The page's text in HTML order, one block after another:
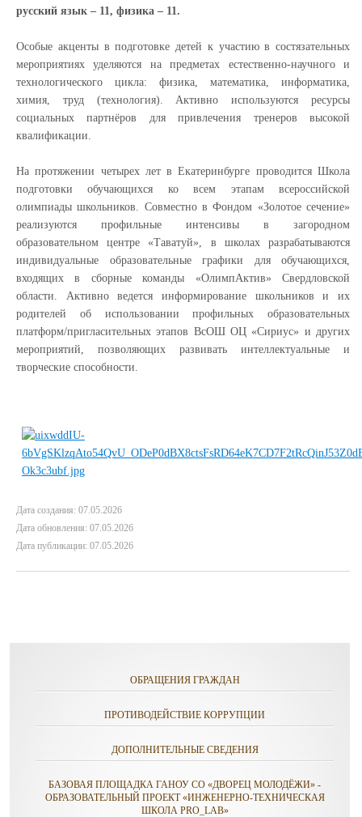
русский язык – 11, физика – 11.
Особые акценты в подготовке детей к участию в состязательных
мероприятиях уделяются на предметах естественно-научного и
технологического цикла: физика, математика, информатика,
химия, труд (технология). Активно используются ресурсы
социальных партнёров для привлечения тренеров высокой
квалификации.
На протяжении четырех лет в Екатеринбурге проводится Школа
подготовки обучающихся ко всем этапам всероссийской
олимпиады школьников. Совместно в Фондом «Золотое сечение»
реализуются профильные интенсивы в загородном
образовательном центре «Таватуй», в школах разрабатываются
индивидуальные образовательные графики для обучающихся,
входящих в сборные команды «ОлимпАктив» Свердловской
области. Активно ведется информирование школьников и их
родителей об использовании профильных образовательных
платформ/пригласительных этапов ВсОШ ОЦ «Сириус» и других
мероприятий, позволяющих развивать интеллектуальные и
творческие способности.
Дата создания: 07.05.2026
Дата обновления: 07.05.2026
Дата публикации: 07.05.2026
ОБРАЩЕНИЯ ГРАЖДАН
ПРОТИВОДЕЙСТВИЕ КОРРУПЦИИ
ДОПОЛНИТЕЛЬНЫЕ СВЕДЕНИЯ
БАЗОВАЯ ПЛОЩАДКА ГАНОУ СО «ДВОРЕЦ МОЛОДЁЖИ» -
ОБРАЗОВАТЕЛЬНЫЙ ПРОЕКТ «ИНЖЕНЕРНО-ТЕХНИЧЕСКАЯ
ШКОЛА PRO_LAB»